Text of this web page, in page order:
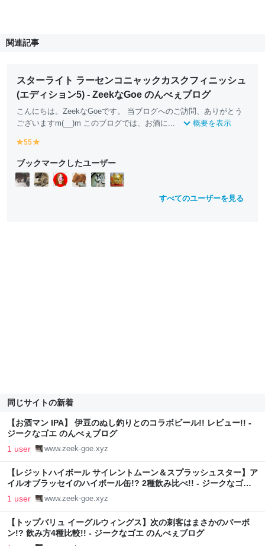
関連記事
スターライト ラーセンコニャックカスクフィニッシュ
(エディション5) - ZeekなGoe のんべぇブログ
こんにちは。ZeekなGoeです。 当ブログへのご訪問、ありがとう
ございますm(__)m このブログでは、お酒に...
概要を表示
y
ll
o
w
55
ll
o
w
ブックマークしたユーザー
すべてのユーザーを見る
同じサイトの新着
【お酒マン IPA】 伊豆のぬし釣りとのコラボビール!! レビュー!! -
ジークなゴエ のんべぇブログ
1 user www.zeek-goe.xyz
【レジットハイボール サイレントムーン＆スプラッシュスター】ア
イルオブラッセイのハイボール缶!? 2種飲み比べ!! - ジークなゴエ
のんべぇブログ
1 user www.zeek-goe.xyz
【トップバリュ イーグルウィングス】次の刺客はまさかのバーボ
ン!? 飲み方4種比較!! - ジークなゴエ のんべぇブログ